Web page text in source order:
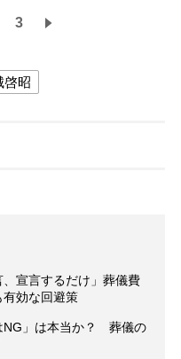
3
啓昭
宣言するだけ」葬儀費
有効な回避策
NG」は本当か？ 葬儀の